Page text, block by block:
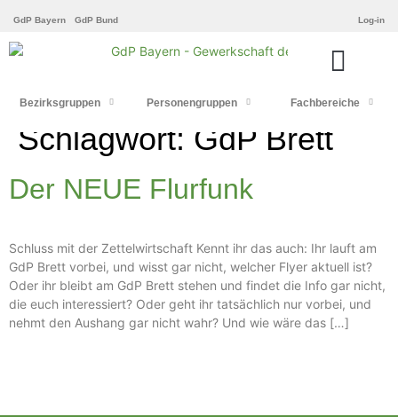
GdP Bayern GdP Bund Log-in
Bezirksgruppen Personengruppen Fachbereiche
Schlagwort: GdP Brett
Der NEUE Flurfunk
Schluss mit der Zettelwirtschaft Kennt ihr das auch: Ihr lauft am
GdP Brett vorbei, und wisst gar nicht, welcher Flyer aktuell ist?
Oder ihr bleibt am GdP Brett stehen und findet die Info gar nicht,
die euch interessiert? Oder geht ihr tatsächlich nur vorbei, und
nehmt den Aushang gar nicht wahr? Und wie wäre das […]